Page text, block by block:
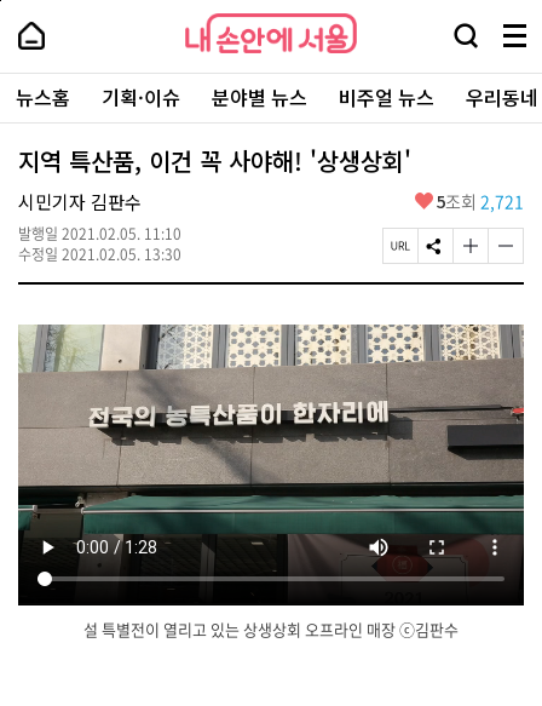
본
로
가
내
손
안
에
서
울
-
서
울
시
대
표
소
포
털
내
손
에
울
검
창
열
기
메
뉴
전
체
보
주
요
서
뉴스홈 기획·이슈 분야별 뉴스 비주얼 뉴스 우리동
지역 특산품, 이건 꼭 사야해! '상생상회'
시민기자 김판수
발행일 2021.02.05. 11:10
수정일 2021.02.05. 13:30
좋
요
5조회 2,721
페
이
R
L
복
사
S
N
유
하
기
글
자
크
게
경
하
기
글
자
작
게
변
경
하
기
설 특별전이 열리고 있는 상생상회 오프라인 매장 ⓒ김판수
페
상
단
로